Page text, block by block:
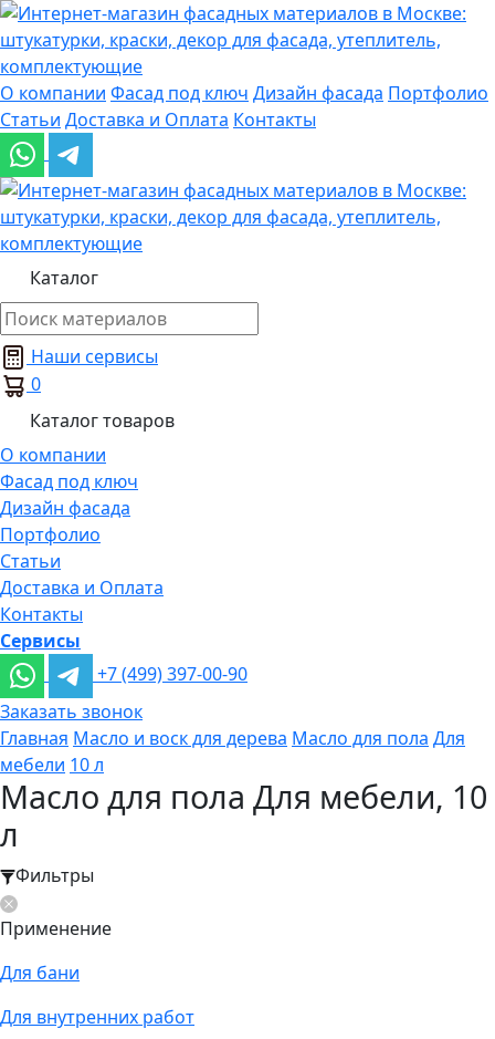
О компании Фасад под ключ Дизайн фасада Портфолио
Статьи Доставка и Оплата Контакты
Каталог
Наши сервисы
0
Каталог товаров
О компании
Фасад под ключ
Дизайн фасада
Портфолио
Статьи
Доставка и Оплата
Контакты
Сервисы
+7 (499) 397-00-90
Заказать звонок
Главная Масло и воск для дерева Масло для пола Для
мебели 10 л
Масло для пола Для мебели, 10
л
Фильтры
Применение
Для бани
Для внутренних работ